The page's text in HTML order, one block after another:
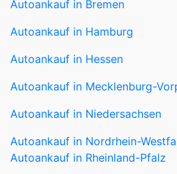
Autoankauf in Rheinland-Pfalz
Autoankauf in Saarland
Autoankauf in Sachsen